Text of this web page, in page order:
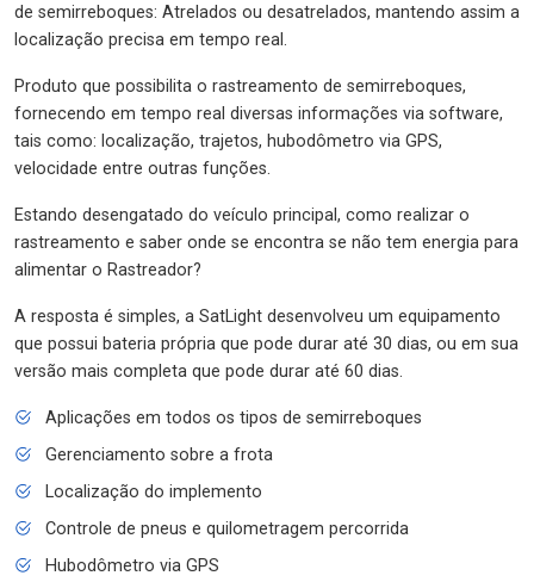
de semirreboques: Atrelados ou desatrelados, mantendo assim a
localização precisa em tempo real.
Produto que possibilita o rastreamento de semirreboques,
fornecendo em tempo real diversas informações via software,
tais como: localização, trajetos, hubodômetro via GPS,
velocidade entre outras funções.
Estando desengatado do veículo principal, como realizar o
rastreamento e saber onde se encontra se não tem energia para
alimentar o Rastreador?
A resposta é simples, a SatLight desenvolveu um equipamento
que possui bateria própria que pode durar até 30 dias, ou em sua
versão mais completa que pode durar até 60 dias.
Aplicações em todos os tipos de semirreboques
Gerenciamento sobre a frota
Localização do implemento
Controle de pneus e quilometragem percorrida
Hubodômetro via GPS